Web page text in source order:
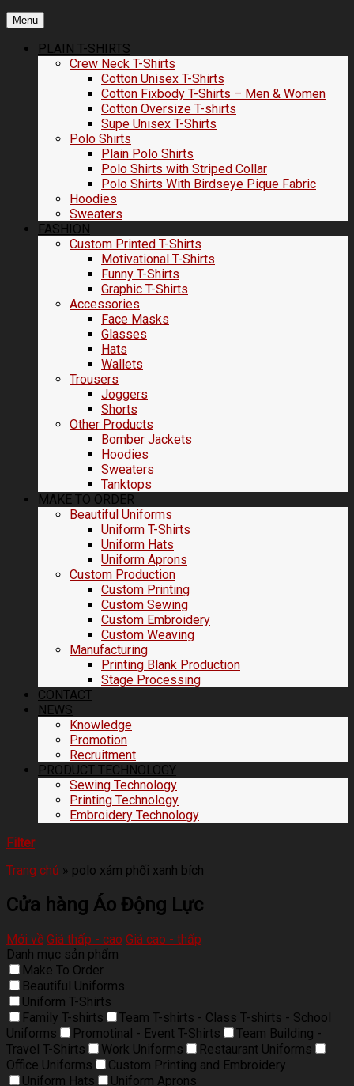
Menu
PLAIN T-SHIRTS
Crew Neck T-Shirts
Cotton Unisex T-Shirts
Cotton Fixbody T-Shirts – Men & Women
Cotton Oversize T-shirts
Supe Unisex T-Shirts
Polo Shirts
Plain Polo Shirts
Polo Shirts with Striped Collar
Polo Shirts With Birdseye Pique Fabric
Hoodies
Sweaters
FASHION
Custom Printed T-Shirts
Motivational T-Shirts
Funny T-Shirts
Graphic T-Shirts
Accessories
Face Masks
Glasses
Hats
Wallets
Trousers
Joggers
Shorts
Other Products
Bomber Jackets
Hoodies
Sweaters
Tanktops
MAKE TO ORDER
Beautiful Uniforms
Uniform T-Shirts
Uniform Hats
Uniform Aprons
Custom Production
Custom Printing
Custom Sewing
Custom Embroidery
Custom Weaving
Manufacturing
Printing Blank Production
Stage Processing
CONTACT
NEWS
Knowledge
Promotion
Recruitment
PRODUCT TECHNOLOGY
Sewing Technology
Printing Technology
Embroidery Technology
Filter
Trang chủ » polo xám phối xanh bích
Cửa hàng Áo Động Lực
Mới về Giá thấp - cao Giá cao - thấp
Danh mục sản phẩm
Make To Order
Beautiful Uniforms
Uniform T-Shirts
Family T-shirts
Team T-shirts - Class T-shirts - School
Uniforms
Promotinal - Event T-Shirts
Team Building -
Travel T-Shirts
Work Uniforms
Restaurant Uniforms
Office Uniforms
Custom Printing and Embroidery
Uniform Hats
Uniform Aprons